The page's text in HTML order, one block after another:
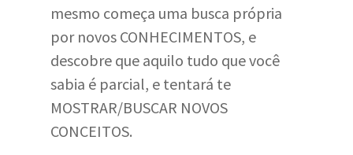
mesmo começa uma busca própria
por novos CONHECIMENTOS, e
descobre que aquilo tudo que você
sabia é parcial, e tentará te
MOSTRAR/BUSCAR NOVOS
CONCEITOS.